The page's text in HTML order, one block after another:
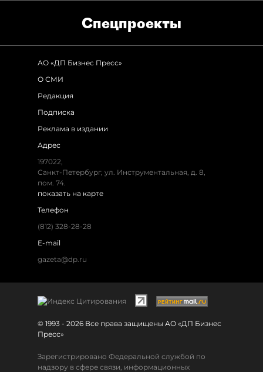
Спец­проекты
АО «ДП Бизнес Пресс»
О СМИ
Редакция
Подписка
Реклама в издании
Адрес
197022,
Санкт-Петербург, ул. Инструментальная, д. 8,
пом. 74.
показать на карте
Телефон
(812) 328-28-28
E-mail
gazeta@dp.ru
© 1993 - 2026 Все права защищены АО «ДП Бизнес
Пресс»
Зарегистрировано Федеральной службой по
надзору в сфере связи, информационных